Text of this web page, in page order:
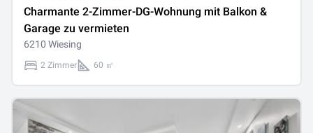
Charmante 2-Zimmer-DG-Wohnung mit Balkon &
Garage zu vermieten
6210 Wiesing
2 Zimmer 60 ㎡